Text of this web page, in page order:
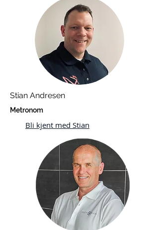
Stian Andresen
Metronom
Bli kjent med Stian